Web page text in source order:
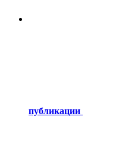
публикации